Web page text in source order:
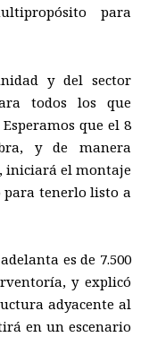
para
y del sector
todos los que
que el 8
, y de manera
, iniciará el montaje
para tenerlo listo a
es de 7.500
y explicó
adyacente al
en un escenario